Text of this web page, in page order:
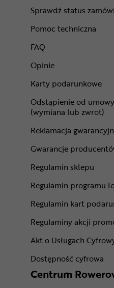
Sprawdź status
Pomoc techniczna
FAQ
Opinie
Karty podarunkowe
Odstąpienie od umowy
(wymiana lub zwrot)
Reklamacja
Gwarancje
Regulamin sklepu
Regulamin programu
Regulamin kart
Regulaminy akcji
Akt o Usługach
Dostępność cyfrowa
Centrum